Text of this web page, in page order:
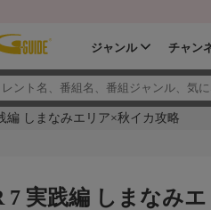
ジャンル チャン
編 しまなみエリア×秋イカ攻略
7 実践編 しまなみ